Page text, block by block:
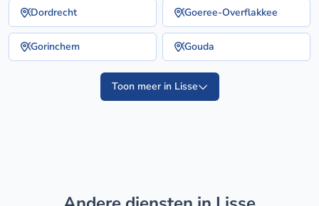
Dordrecht Goeree-Overflakkee
Gorinchem Gouda
Toon meer in Lisse